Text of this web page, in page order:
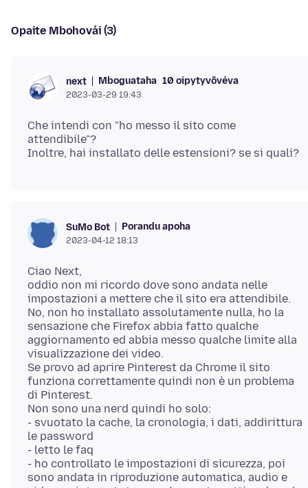
Opaite Mbohovái (3)
next Mboguataha 10 oipytyvõvéva
2023-03-29 19:43
Che intendi con "ho messo il sito come
attendibile"?
SuMo Bot Porandu apoha
2023-04-12 18:13
Ciao Next,
oddio non mi ricordo dove sono andata nelle
impostazioni a mettere che il sito era attendibile.
No, non ho installato assolutamente nulla, ho la
sensazione che Firefox abbia fatto qualche
aggiornamento ed abbia messo qualche limite alla
visualizzazione dei video.
Se provo ad aprire Pinterest da Chrome il sito
funziona correttamente quindi non è un problema
di Pinterest.
Non sono una nerd quindi ho solo:
- svuotato la cache, la cronologia, i dati, addirittura
le password
- letto le faq
- ho controllato le impostazioni di sicurezza, poi
sono andata in riproduzione automatica, audio e